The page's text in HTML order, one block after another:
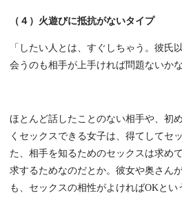
（４）火遊びに抵抗がないタイプ
「したい人とは、すぐしちゃう。彼氏
会うのも相手が上手ければ問題ないか
ほとんど話したことのない相手や、初
くセックスできる女子は、得てしてセ
た、相手を知るためのセックスは求め
求するためなのだとか。彼女や奥さん
も、セックスの相性がよければOKとい